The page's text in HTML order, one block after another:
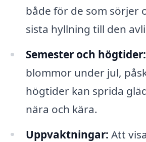
både för de som sörjer
sista hyllning till den
Semester och högtider:
blommor under jul,
högtider kan sprida
nära och kära.
Uppvaktningar: Att